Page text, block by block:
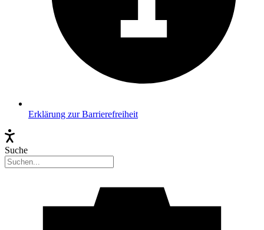
Erklärung zur Barrierefreiheit
Suche